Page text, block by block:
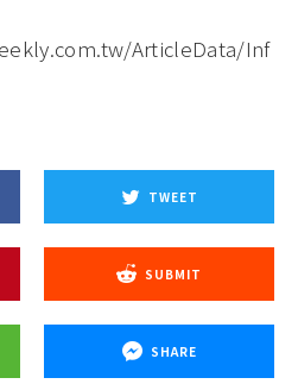
ArticleData/Inf
TWEET
SUBMIT
SHARE